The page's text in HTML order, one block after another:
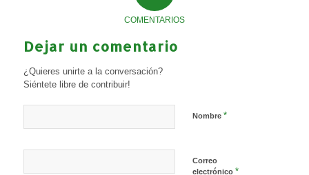
COMENTARIOS
Dejar un comentario
¿Quieres unirte a la conversación?
Siéntete libre de contribuir!
Nombre *
Correo
electrónico *